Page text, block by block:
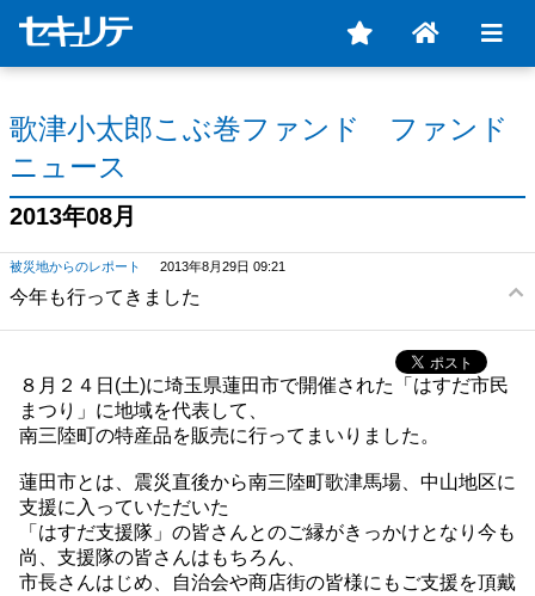
歌津小太郎こぶ巻ファンド ファンド
ニュース
2013年08月
被災地からのレポート 2013年8月29日 09:21
今年も行ってきました
８月２４日(土)に埼玉県蓮田市で開催された「はすだ市民
まつり」に地域を代表して、
南三陸町の特産品を販売に行ってまいりました。
蓮田市とは、震災直後から南三陸町歌津馬場、中山地区に
支援に入っていただいた
「はすだ支援隊」の皆さんとのご縁がきっかけとなり今も
尚、支援隊の皆さんはもちろん、
市長さんはじめ、自治会や商店街の皆様にもご支援を頂戴